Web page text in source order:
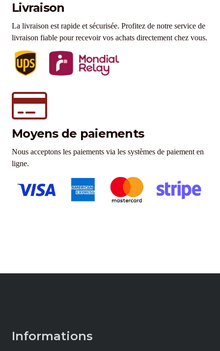
Livraison
La livraison est rapide et sécurisée. Profitez de notre service de
livraison fiable pour recevoir vos achats directement chez vous.
Moyens de paiements
Nous acceptons les paiements via les systèmes de paiement en
ligne.
Informations